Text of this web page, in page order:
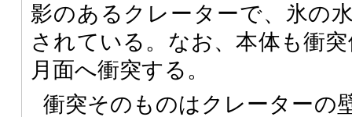
影のあるクレーターで、氷の
されている。なお、本体も衝
月面へ衝突する。
衝突そのものはクレーターの